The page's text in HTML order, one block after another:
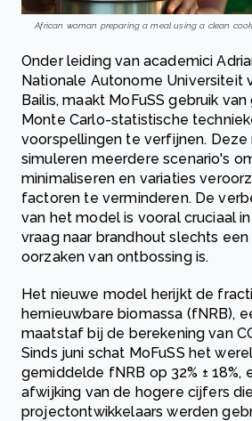
African woman preparing a meal using a clean
Onder leiding van academici
Nationale Autonome Universiteit
Bailis, maakt MoFuSS gebruik
Monte Carlo-statistische
voorspellingen te verfijnen.
simuleren meerdere scenario's
minimaliseren en variaties
factoren te verminderen. De
van het model is vooral cruciaal
vraag naar brandhout slechts
oorzaken van ontbossing is.
Het nieuwe model herijkt de
hernieuwbare biomassa (fNRB),
maatstaf bij de berekening van
Sinds juni schat MoFuSS het
gemiddelde fNRB op 32% ± 18%,
afwijking van de hogere cijfers
projectontwikkelaars werden